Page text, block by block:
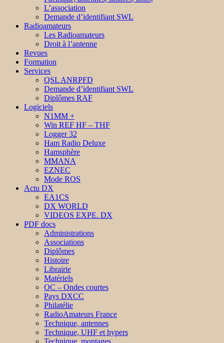
L’association
Demande d’identifiant SWL
Radioamateurs
Les Radioamateurs
Droit à l’antenne
Revues
Formation
Services
QSL ANRPFD
Demande d’identifiant SWL
Diplômes RAF
Logiciels
N1MM +
Win REF HF – THF
Logger 32
Ham Radio Deluxe
Hamsphère
MMANA
EZNEC
Mode ROS
Actu DX
EA1CS
DX WORLD
VIDEOS EXPE. DX
PDF docs
Administrations
Associations
Diplômes
Histoire
Librairie
Matériels
OC – Ondes courtes
Pays DXCC
Philatélie
RadioAmateurs France
Technique, antennes
Technique, UHF et hypers
Technique, montages